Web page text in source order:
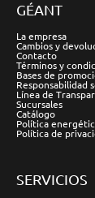
GÉANT
La empresa
Cambios y
Contacto
Términos y
Bases de
Responsabilidad
Línea de
Sucursales
Catálogo
Política
Política de
SERVICIOS